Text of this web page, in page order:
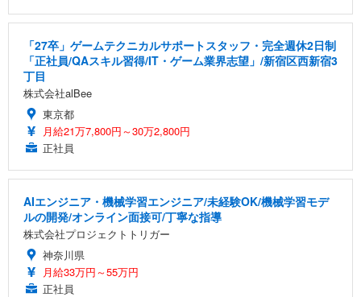
「27卒」ゲームテクニカルサポートスタッフ・完全週休2日制
「正社員/QAスキル習得/IT・ゲーム業界志望」/新宿区西新宿3
丁目
株式会社alBee
東京都
月給21万7,800円～30万2,800円
正社員
AIエンジニア・機械学習エンジニア/未経験OK/機械学習モデ
ルの開発/オンライン面接可/丁寧な指導
株式会社プロジェクトトリガー
神奈川県
月給33万円～55万円
正社員